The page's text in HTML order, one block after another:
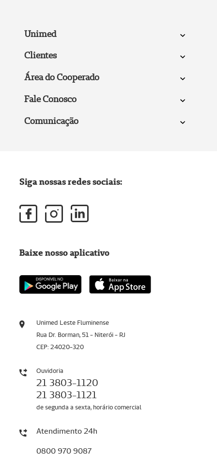
Unimed
Clientes
Área do Cooperado
Fale Conosco
Comunicação
Unimed Leste Fluminense
Rua Dr. Borman, 51 - Niterói - RJ
CEP: 24020-320
Ouvidoria
21 3803-1120
21 3803-1121
de segunda a sexta, horário comercial
Atendimento 24h
0800 970 9087
Siga nossas redes sociais:
Baixe nosso aplicativo